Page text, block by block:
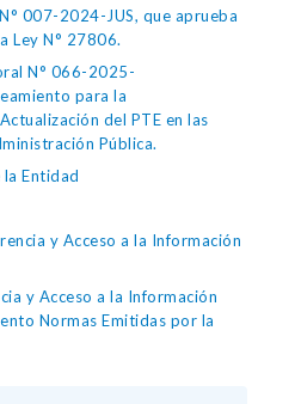
007-2024-JUS, que aprueba
Ley N° 27806.
N° 066-2025-
para la
del PTE en las
Pública.
Entidad
y Acceso a la Información
y Acceso a la Información
Normas Emitidas por la